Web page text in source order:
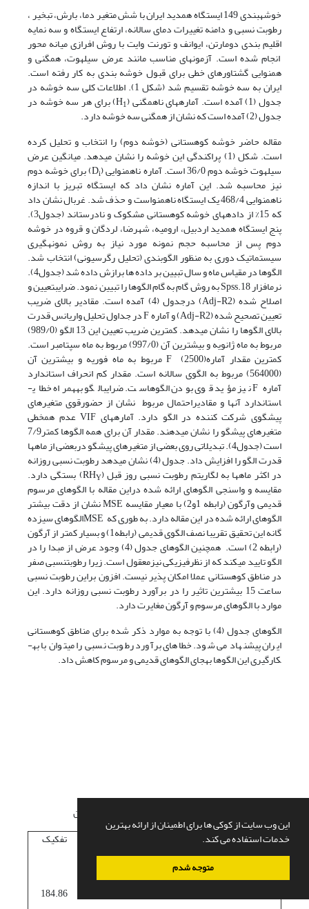
این وب سایت از کوکی ها برای اطمینان از ارائه بهترین
خدمات استفاده می کند.
متوجه شدم
خوشه­بندی 149 ایستگاه همدید ایران با شش متغیر دما، بارش، تبخیر ،
رطوبت نسبی و دامنه تغییرات دمای سالانه، ارتفاع ایستگاه و سه نمایه
اقلیم بندی دومارتن، ایوانف و تورنت وایت با روش افرازی میانه محور
انجام شده است. آزمون­های مناسب مانند عرض سیلهوت، همگنی و
همنوایی گشتاورهای خطی برای قبول خوشه بندی به کار رفته است.
ایران به­ سه خوشه تقسیم شد (شکل 1). اطلاعات کلی سه خوشه در
جدول (1) آمده است. آماره­های ناهمگنی (H 1 ) برای هر سه خوشه در
جدول (2) آمده است که نشان از همگنی سه خوشه دارد.
مقاله حاضر خوشه کوهستانی (خوشه دوم) را انتخاب و تحلیل کرده
است. شکل (1) پراکندگی این خوشه را نشان می­دهد. میانگین عرض
سیلهوت خوشه دوم 36/0 است. آماره ناهمنوایی (D i ) برای خوشه دوم
نیز محاسبه شد. این آماره نشان داد که ایستگاه تبریز با اندازه
ناهمنوایی 468/4 یک ایستگاه ناهمنواست و حذف شد. غربال نشان داد
که 15% از داده­های خوشه کوهستانی مشکوک و نادرست­اند (جدول3).
پنج ایستگاه همدید اردبیل، ارومیه، شهرضا، لردگان و قروه در خوشه
دوم پس از محاسبه حجم نمونه مورد نیاز به روش نمونه­گیری
سیستماتیک دوری به منظور الگوبندی (تحلیل رگرسیونی) انتخاب شد.
الگوها در مقیاس ماه و سال تبیین بر داده ها برازش داده شد (جدول4).
نرم­افزار Spss.18 به روش گام به گام الگوها را تبیین نمود. ضرایب­تعیین و
اصلاح شده (Adj-R2) درجدول (4) آمده است. مقادیر بالای ضریب
تعیین تصحیح شده (Adj-R2) و آماره F در جداول تحلیل واریانس قدرت
بالای الگوها را نشان می­دهد. کمترین ضریب تعیین این 13 الگو (989/0)
مربوط به ماه ژانویه و بیشترین آن (997/0) مربوط به ماه سپتامبر است.
کمترین مقدار آمارهF (2500) مربوط به ماه فوریه و بیشترین آن
(564000) مربوط به الگوی سالانه است. مقدار کم انحراف استاندارد
آماره F نیز مؤید قوی بودن الگوهاست. ضرایب­الگو به­همراه خطای­
استاندارد آنها و مقادیر­احتمال مربوط نشان از حضورقوی متغیرهای
پیشگوی شرکت کننده در الگو دارد. آماره­های VIF عدم هم­خطی
متغیرهای پیشگو را نشان می­دهند. مقدار آن برای همه الگوها کمتر7/9
است (جدول4). تبدیلاتی روی بعضی از متغیرهای پیشگو دربعضی از ماه­ها
قدرت الگو را افزایش داد. جدول (4) نشان می­دهد رطوبت نسبی روزانه
در اکثر ماه­ها به لگاریتم رطوبت نسبی روز قبل (RHY ) بستگی دارد.
مقایسه و واسنجی الگوهای ارائه شده دراین مقاله با الگوهای مرسوم
قدیمی وآرگون (رابطه 1و2) با معیار مقایسه MSE نشان از دقت بیشتر
الگوهای ارائه شده در این مقاله دارد. به طوری که MSEالگوهای سیزده
گانه این تحقیق تقریبا نصف الگوی قدیمی (رابطه1) و بسیار کمتر از آرگون
(رابطه 2) است. همچنین الگوهای جدول (4) وجود عرض از مبدا را در
الگو تایید می­کند که از نظرفیزیکی نیزمعقول است. زیرا رطوبت­نسبی صفر
در مناطق کوهستانی عملا امکان پذیر نیست. افزون براین رطوبت نسبی
ساعت 15 بیشترین تاثیر را در برآورد رطوبت نسبی روزانه دارد. این
موارد با الگوهای مرسوم و آرگون مغایرت دارد.
الگوهای جدول (4) با توجه به موارد ذکر شده برای مناطق کوهستانی
ایران پیشنهاد می شود. خطاهای برآورد رطوبت نسبی را می­توان با به­
کارگیری این الگوها به­جای الگوهای قدیمی و مرسوم کاهش داد.
حجم
بیشترین
فاصله فاصله
تفکیک
خوشه 41
184.86